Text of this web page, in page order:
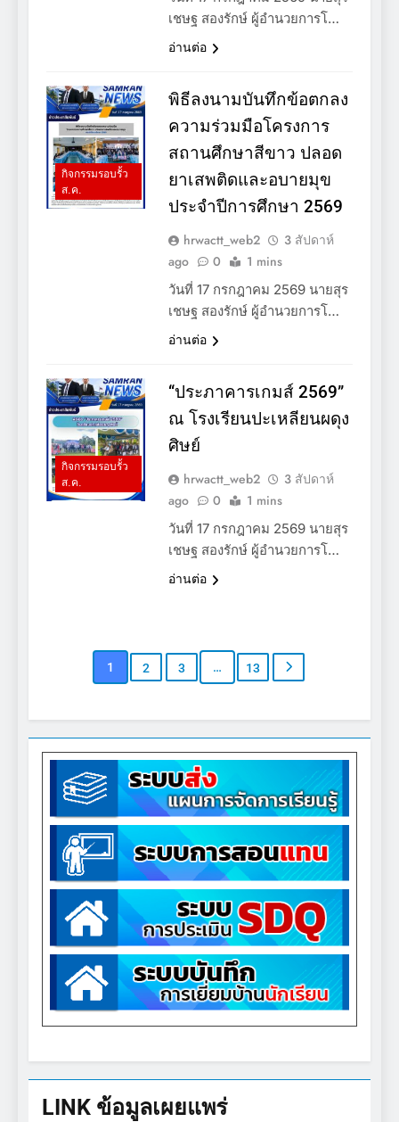
เชษฐ สองรักษ์ ผู้อำนวยการโ…
อ่านต่อ
กิจกรรมรอบรั้ว
ส.ค.
พิธีลงนามบันทึกข้อตกลง
ความร่วมมือโครงการ
สถานศึกษาสีขาว ปลอด
ยาเสพติดและอบายมุข
ประจำปีการศึกษา 2569
hrwactt_web2
3 สัปดาห์
ago
0 1 mins
วันที่ 17 กรกฎาคม 2569 นายสุร
เชษฐ สองรักษ์ ผู้อำนวยการโ…
อ่านต่อ
กิจกรรมรอบรั้ว
ส.ค.
“ประภาคารเกมส์ 2569”
ณ โรงเรียนปะเหลียนผดุง
ศิษย์
hrwactt_web2
3 สัปดาห์
ago
0 1 mins
วันที่ 17 กรกฎาคม 2569 นายสุร
เชษฐ สองรักษ์ ผู้อำนวยการโ…
อ่านต่อ
1 2 3 … 13
LINK ข้อมูลเผยแพร่